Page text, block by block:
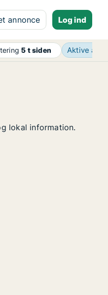
annonce Log ind
5 t siden Aktive
lokal information.